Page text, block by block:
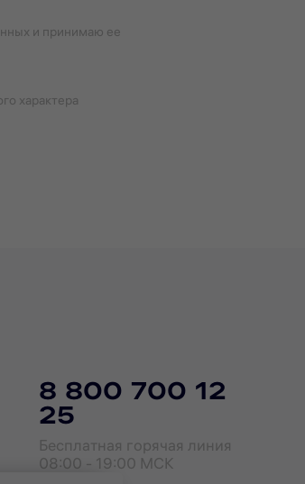
и принимаю ее
характера
8 800 700 12
25
Бесплатная горячая линия
08:00 - 19:00 МСК